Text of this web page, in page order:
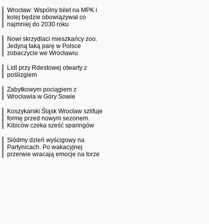
Wrocław: Wspólny bilet na MPK i
kolej będzie obowiązywał co
najmniej do 2030 roku
Nowi skrzydlaci mieszkańcy zoo.
Jedyną taką parę w Polsce
zobaczycie we Wrocławiu
Lidl przy Rdestowej otwarty z
poślizgiem
Zabytkowym pociągiem z
Wrocławia w Góry Sowie
Koszykarski Śląsk Wrocław szlifuje
formę przed nowym sezonem.
Kibiców czeka sześć sparingów
Siódmy dzień wyścigowy na
Partynicach. Po wakacyjnej
przerwie wracają emocje na torze